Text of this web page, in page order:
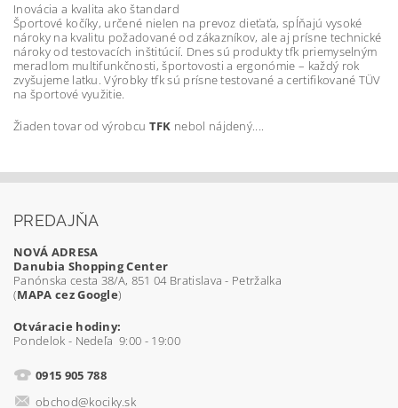
Inovácia a kvalita ako štandard
Športové kočíky, určené nielen na prevoz dieťaťa, spĺňajú vysoké
nároky na kvalitu požadované od zákazníkov, ale aj prísne technické
nároky od testovacích inštitúcií. Dnes sú produkty tfk priemyselným
meradlom multifunkčnosti, športovosti a ergonómie – každý rok
zvyšujeme latku. Výrobky tfk sú prísne testované a certifikované TÜV
na športové využitie.
Žiaden tovar od výrobcu TFK nebol nájdený....
PREDAJŇA
NOVÁ ADRESA
Danubia Shopping Center
Panónska cesta 38/A, 851 04 Bratislava - Petržalka
(MAPA cez Google)
Otváracie hodiny:
Pondelok - Nedeľa 9:00 - 19:00
0915 905 788
obchod@kociky.sk